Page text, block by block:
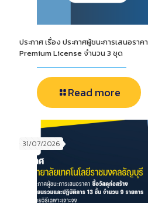
ประกาศ เรื่อง ประกาศผู้ชนะการเสนอรา
Premium License จำนวน 3 ชุด
Read more
31/07/2026